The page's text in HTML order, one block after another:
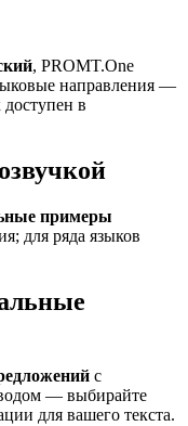
, PROMT.One
направления —
в
примеры
для ряда языков
с
— выбирайте
для вашего текста.